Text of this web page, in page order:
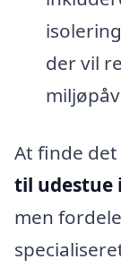
der vil
At finde
til udestue
men